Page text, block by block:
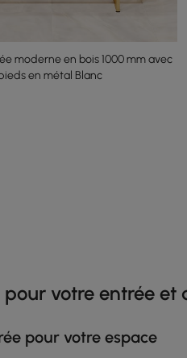
moderne en bois 1000 mm avec
en métal Blanc
the latest 10 items
votre entrée et
pour votre espace